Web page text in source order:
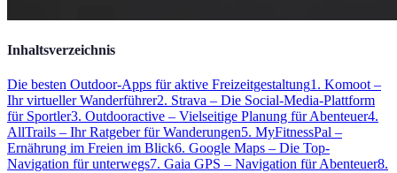
Inhaltsverzeichnis
Die besten Outdoor-Apps für aktive Freizeitgestaltung1. Komoot –
Ihr virtueller Wanderführer2. Strava – Die Social-Media-Plattform
für Sportler3. Outdooractive – Vielseitige Planung für Abenteuer4.
AllTrails – Ihr Ratgeber für Wanderungen5. MyFitnessPal –
Ernährung im Freien im Blick6. Google Maps – Die Top-
Navigation für unterwegs7. Gaia GPS – Navigation für Abenteuer8.